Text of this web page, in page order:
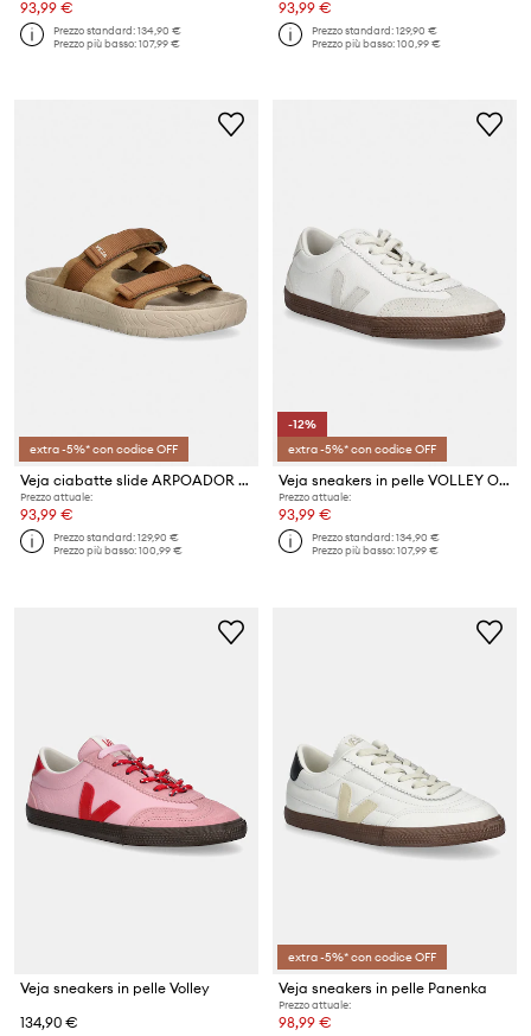
93,99 €
Prezzo standard:134,90 €
Prezzo più basso:107,99 €
93,99 €
Prezzo standard:129,90 €
Prezzo più basso:100,99 €
extra -5%* con codice OFF
Veja ciabatte slide ARPOADOR SUEDE
Prezzo attuale:
93,99 €
Prezzo standard:129,90 €
Prezzo più basso:100,99 €
-12%
extra -5%* con codice OFF
Veja sneakers in pelle VOLLEY O.T.
Prezzo attuale:
93,99 €
Prezzo standard:134,90 €
Prezzo più basso:107,99 €
Veja sneakers in pelle Volley
134,90 €
extra -5%* con codice OFF
Veja sneakers in pelle Panenka
Prezzo attuale:
98,99 €